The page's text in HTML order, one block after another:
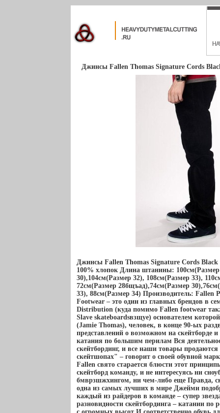
Джинсы Fallen Thomas Signature Cords
Джинсы Fallen Thomas Signature Cords
100% хлопок Длина штанины:
30),104см(Размер 32), 108см(Размер 33),
72см(Размер 28бщъад),74см(Размер
33), 88см(Размер 34) Производитель: Fallen
Footwear – это один из главных брендов в
Distribution (куда помимо Fallen footwear
Slave skateboardsвзщуе) основателем
(Jamie Thomas), человек, в конце 90-ых
представлений о возможном на скейтборде
катания по большим перилам Вся
скейтбординг, и все наши товары
скейтшопах" – говорит о своей обувной
Fallen свято старается блюсти этот
скейтборд команду, и не интересуясь ни
бмврзшжхингом, ни чем-либо еще Правда,
одна из самых лучших в мире Джейми
каждый из райдеров в команде – супер
разновидности скейтбординга – катании